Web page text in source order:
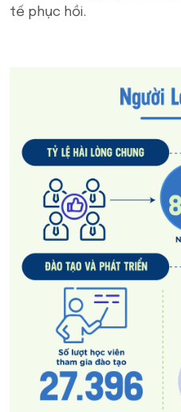
tế phục hồi.